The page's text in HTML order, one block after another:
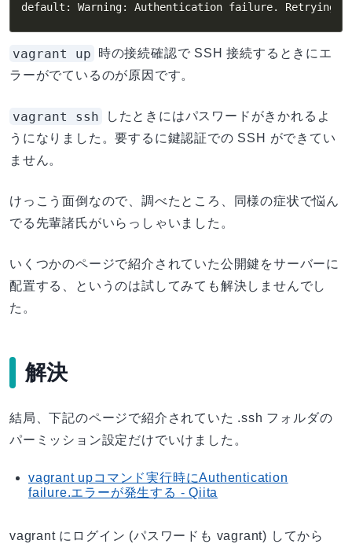
default: Warning: Authentication failure.
vagrant up
時の接続確認で SSH 接続するときにエ
ラーがでているのが原因です。
vagrant ssh
したときにはパスワードがきかれるよ
うになりました。要するに鍵認証での SSH ができてい
ません。
けっこう面倒なので、調べたところ、同様の症状で悩ん
でる先輩諸氏がいらっしゃいました。
いくつかのページで紹介されていた公開鍵をサーバーに
配置する、というのは試してみても解決しませんでし
た。
解決
結局、下記のページで紹介されていた .ssh フォルダの
パーミッション設定だけでいけました。
vagrant upコマンド実行時にAuthentication
failure.エラーが発生する - Qiita
vagrant にログイン (パスワードも vagrant) してから